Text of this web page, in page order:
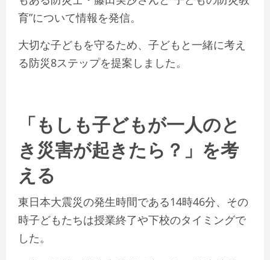
育”について情報を発信。
大切な子どもを守るため、子どもと一緒に考え
る防災8ステップを提案しました。
「もしも子どもが一人のと
き災害が起きたら？」を考
える
東日本大震災の発生時間である14時46分、その
時子どもたちは授業終了や下校のタイミングで
した。